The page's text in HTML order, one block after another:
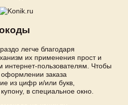
легче благодаря
их применения прост и
пользователям. Чтобы
заказа
из цифр и/или букв,
в специальное окно.